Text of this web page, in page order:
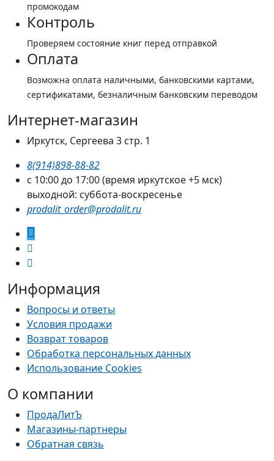
промокодам
Контроль
Проверяем состояние книг перед отправкой
Оплата
Возможна оплата наличными, банковскими картами,
сертификатами, безналичным банковским переводом
Интернет-магазин
Иркутск, Сергеева 3 стр. 1
8(914)898-88-82
с 10:00 до 17:00 (время иркутское +5 мск)
выходной: суббота-воскресенье
prodalit_order@prodalit.ru
Информация
Вопросы и ответы
Условия продажи
Возврат товаров
Обработка персональных данных
Использование Cookies
О компании
ПродаЛитЪ
Магазины-партнеры
Обратная связь